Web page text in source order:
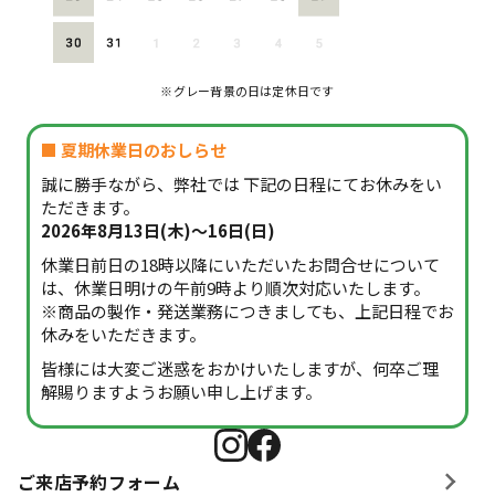
※グレー背景の日は定休日です
■ 夏期休業日のおしらせ
誠に勝手ながら、弊社では 下記の日程にてお休みをい
ただきます。
2026年8月13日(木)～16日(日)
休業日前日の18時以降にいただいたお問合せについて
は、休業日明けの午前9時より順次対応いたします。
※商品の製作・発送業務につきましても、上記日程でお
休みをいただきます。
皆様には大変ご迷惑をおかけいたしますが、何卒ご理
解賜りますようお願い申し上げます。
ご来店予約フォーム